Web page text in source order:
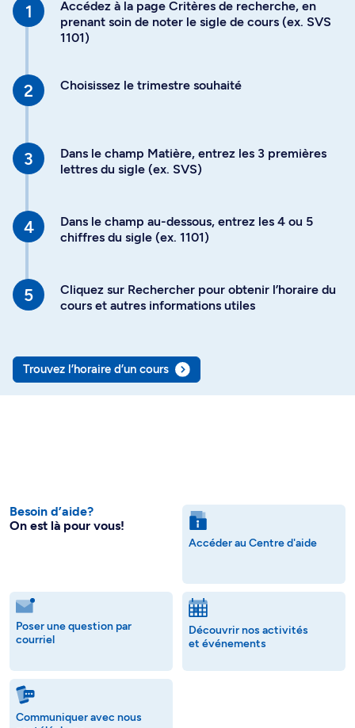
Accédez à la page Critères de recherche, en
prenant soin de noter le sigle de cours (ex. SVS
1101)
Choisissez le trimestre souhaité
Dans le champ Matière, entrez les 3 premières
lettres du sigle (ex. SVS)
Dans le champ au-dessous, entrez les 4 ou 5
chiffres du sigle (ex. 1101)
Cliquez sur Rechercher pour obtenir l’horaire du
cours et autres informations utiles
Trouvez l’horaire d’un cours
Besoin d’aide?
On est là pour vous!
Accéder au Centre d'aide
Poser une question par
courriel
Découvrir nos activités
et événements
Communiquer avec nous